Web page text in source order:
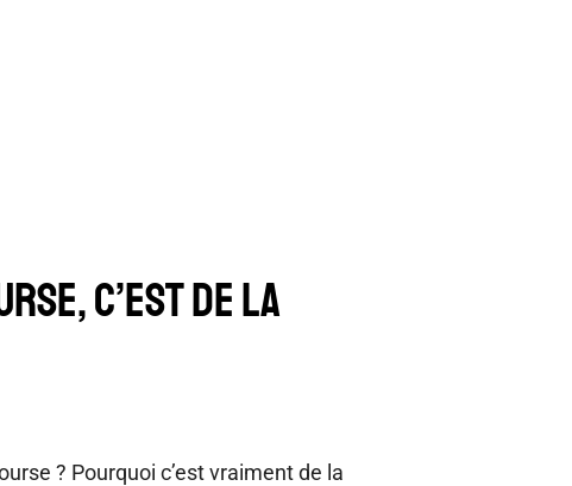
C’EST DE LA
? Pourquoi c’est vraiment de la